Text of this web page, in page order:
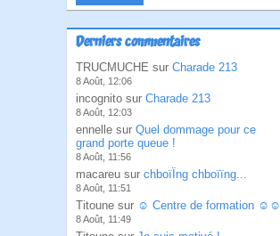
Derniers commentaires
TRUCMUCHE sur Charade 213
8 Août, 12:06
incognito sur Charade 213
8 Août, 12:03
ennelle sur Quel dommage pour ce
grand porte queue !
8 Août, 11:56
macareu sur chboïÏng chboïïng...
8 Août, 11:51
Titoune sur ☺ Centre de formation ☺☺
8 Août, 11:49